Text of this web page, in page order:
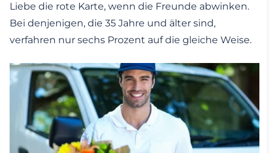
Liebe die rote Karte, wenn die Freunde abwinken.
Bei denjenigen, die 35 Jahre und älter sind,
verfahren nur sechs Prozent auf die gleiche Weise.